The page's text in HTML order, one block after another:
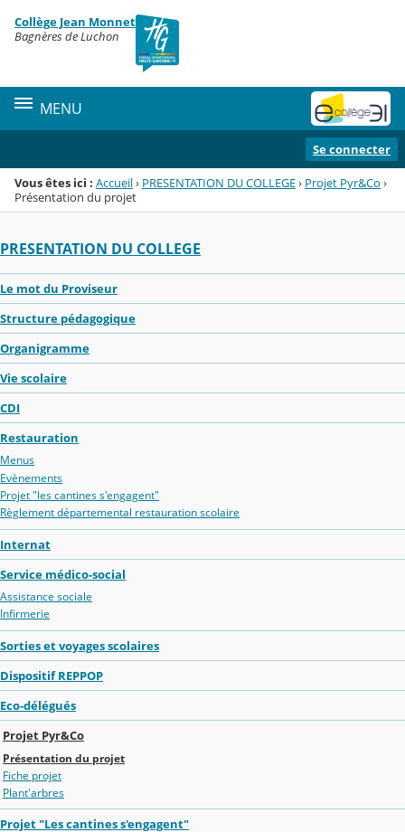
Menu de la rubrique
Contenu
Collège Jean Monnet
Bagnères de Luchon
MENU
Se connecter
Vous êtes ici : Accueil› PRESENTATION DU COLLEGE› Projet Pyr&Co ›
Présentation du projet
PRESENTATION DU COLLEGE
Le mot du Proviseur
Structure pédagogique
Organigramme
Vie scolaire
CDI
Restauration
Menus
Evènements
Projet "les cantines s'engagent"
Règlement départemental restauration scolaire
Internat
Service médico-social
Assistance sociale
Infirmerie
Sorties et voyages scolaires
Dispositif REPPOP
Eco-délégués
Projet Pyr&Co
Présentation du projet
Fiche projet
Plant'arbres
Projet "Les cantines s'engagent"